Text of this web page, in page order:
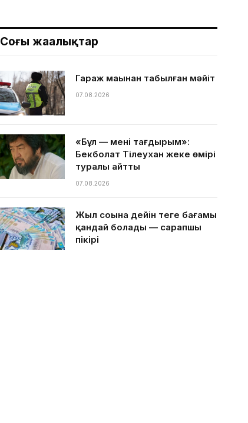
Соңғы жаңалықтар
Гараж маңынан табылған мәйіт
07.08.2026
«Бұл — менің тағдырым»:
Бекболат Тілеухан жеке өмірі
туралы айтты
07.08.2026
Жыл соңына дейін теңге бағамы
қандай болады — сарапшы
пікірі